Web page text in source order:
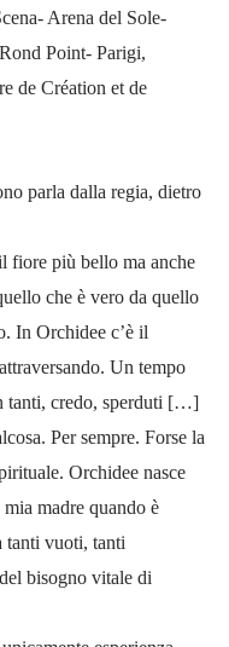
Arena del Sole-
Point- Parigi,
de Création et de
parla dalla regia, dietro
fiore più bello ma anche
che è vero da quello
In Orchidee c’è il
Un tempo
tanti, credo, sperduti […]
Per sempre. Forse la
Orchidee nasce
madre quando è
tanti vuoti, tanti
bisogno vitale di